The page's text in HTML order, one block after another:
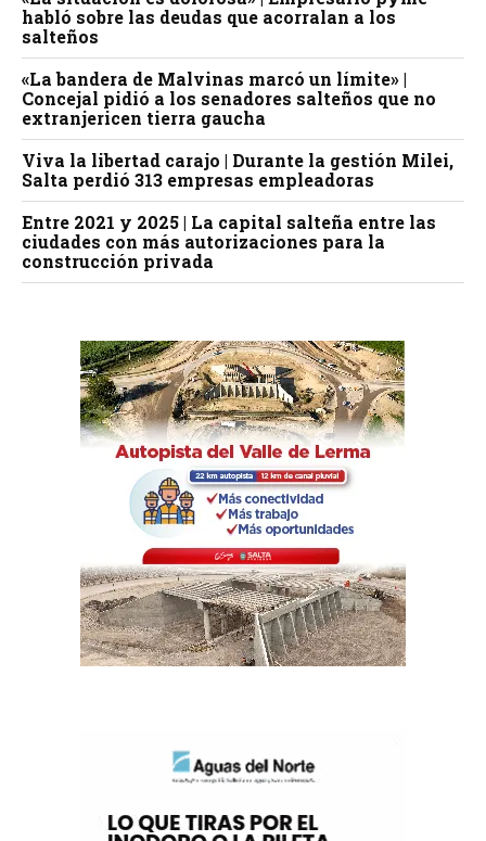
habló sobre las deudas que acorralan a los
salteños
«La bandera de Malvinas marcó un límite» |
Concejal pidió a los senadores salteños que no
extranjericen tierra gaucha
Viva la libertad carajo | Durante la gestión Milei,
Salta perdió 313 empresas empleadoras
Entre 2021 y 2025 | La capital salteña entre las
ciudades con más autorizaciones para la
construcción privada